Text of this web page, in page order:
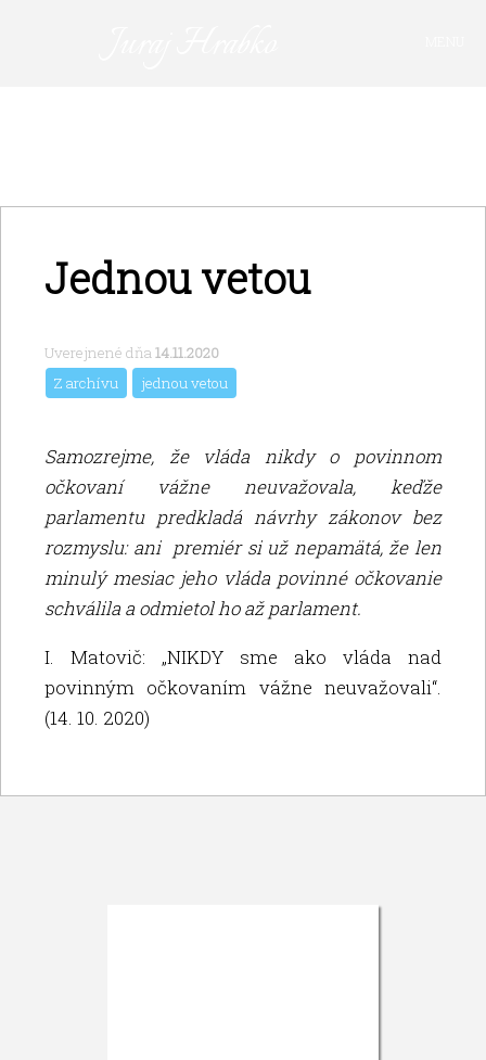
O MNE
Jednou vetou
Uverejnené dňa14.11.2020
Z archívu
jednou vetou
Samozrejme, že vláda nikdy o povinnom
očkovaní vážne neuvažovala, keďže
parlamentu predkladá návrhy zákonov bez
rozmyslu: ani premiér si už nepamätá, že len
minulý mesiac jeho vláda povinné očkovanie
schválila a odmietol ho až parlament.
I. Matovič: „NIKDY sme ako vláda nad
povinným očkovaním vážne neuvažovali“.
(14. 10. 2020)